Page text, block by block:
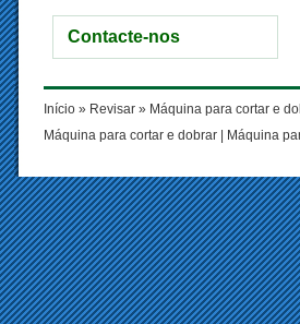
Contacte-nos
Início » Revisar » Máquina para cortar e
Máquina para cortar e dobrar
Máquina